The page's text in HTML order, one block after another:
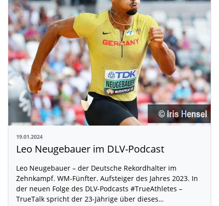
19.01.2024
Leo Neugebauer im DLV-Podcast
Leo Neugebauer – der Deutsche Rekordhalter im
Zehnkampf. WM-Fünfter. Aufsteiger des Jahres 2023. In
der neuen Folge des DLV-Podcasts #TrueAthletes –
TrueTalk spricht der 23-Jährige über dieses…